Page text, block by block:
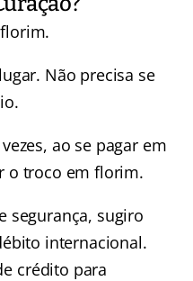
Não precisa se
ao se pagar em
o troco em florim.
segurança, sugiro
internacional.
crédito para